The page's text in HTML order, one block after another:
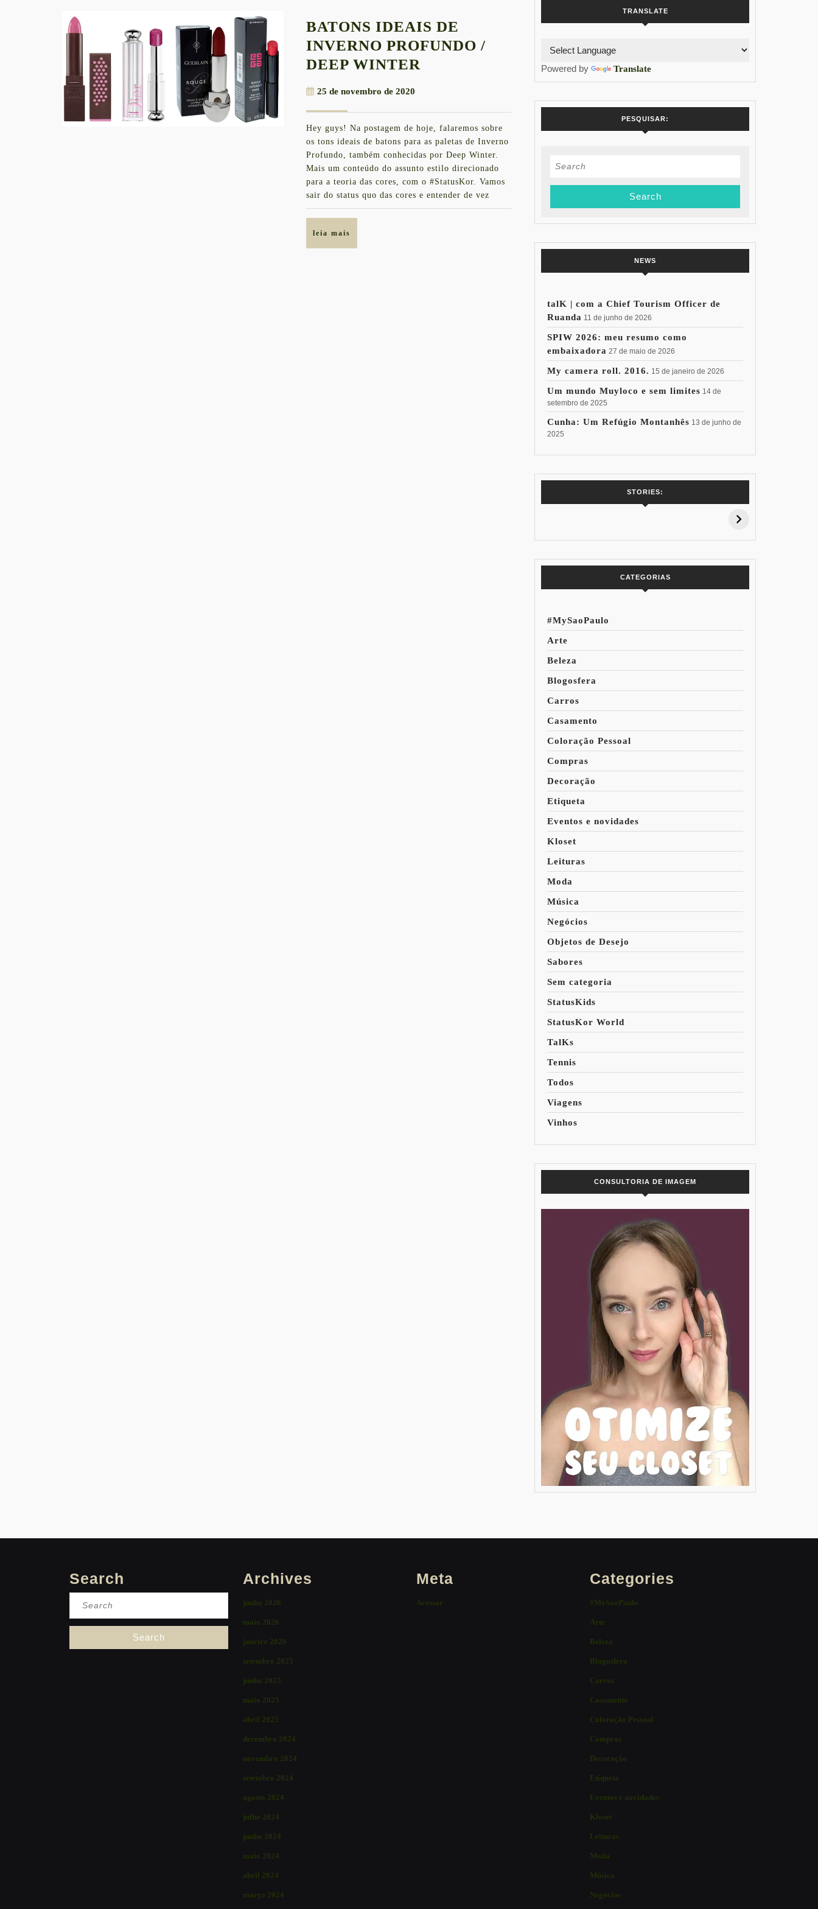
BATONS IDEAIS DE
INVERNO PROFUNDO /
DEEP WINTER
INVERNO
PROFUNDO
/
DEEP
WINTER
25 de novembro de 2020
de
2020
Hey guys! Na postagem de hoje, falaremos sobre
os tons ideais de batons para as paletas de Inverno
Profundo, também conhecidas por Deep Winter.
Mais um conteúdo do assunto estilo direcionado
para a teoria das cores, com o #StatusKor. Vamos
sair do status quo das cores e entender de vez
leia mais
TRANSLATE
Powered by Translate
PESQUISAR:
Search
NEWS
talK | com a Chief Tourism Officer de
Ruanda 11 de junho de 2026
SPIW 2026: meu resumo como
embaixadora 27 de maio de 2026
My camera roll. 2016. 15 de janeiro de 2026
Um mundo Muyloco e sem limites 14 de
setembro de 2025
Cunha: Um Refúgio Montanhês 13 de junho de
2025
STORIES:
7 Vinhos com +
15% de
Pessoal: Os
CATEGORIAS
#MySaoPaulo
Arte
Beleza
Blogosfera
Carros
Casamento
Coloração Pessoal
Compras
Decoração
Etiqueta
Eventos e novidades
Kloset
Leituras
Moda
Música
Negócios
Objetos de Desejo
Sabores
Sem categoria
StatusKids
StatusKor World
TalKs
Tennis
Todos
Viagens
Vinhos
CONSULTORIA DE IMAGEM
Search Archives
junho 2026
maio 2026
janeiro 2026
setembro 2025
junho 2025
maio 2025
abril 2025
dezembro 2024
novembro 2024
setembro 2024
agosto 2024
julho 2024
junho 2024
maio 2024
abril 2024
março 2024
Meta
Acessar
Categories
#MySaoPaulo
Arte
Beleza
Blogosfera
Carros
Casamento
Coloração Pessoal
Compras
Decoração
Etiqueta
Eventos e novidades
Kloset
Leituras
Moda
Música
Negócios